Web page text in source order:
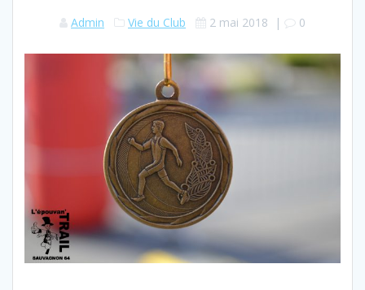
Admin Vie du Club 2 mai 2018 | 0